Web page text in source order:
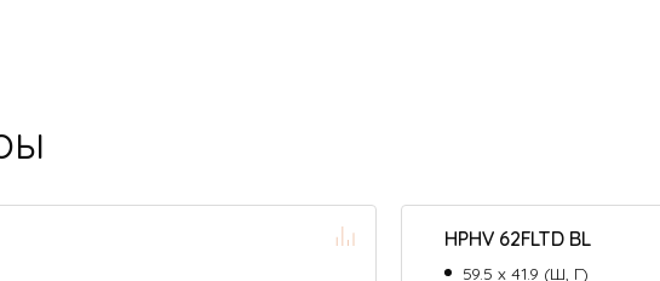
HPHV 62FLTD BL
59.5 х 41.9 (Ш, Г)